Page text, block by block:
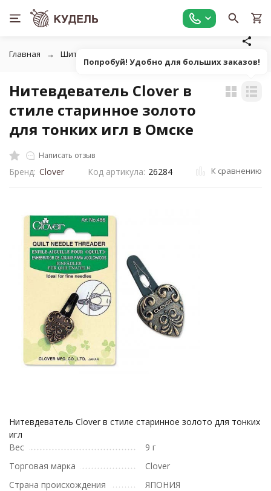
Главная Шитье
Нитевдеватель Clover в
стиле старинное золото
для тонких игл в Омске
Написать отзыв
Бренд: Clover Код артикула: 26284 К сравнению
Нитевдеватель Clover в стиле старинное золото для тонких
игл
Вес
9 г
Торговая марка
Clover
Страна происхождения
ЯПОНИЯ
Попробуй! Удобно для больших заказов!